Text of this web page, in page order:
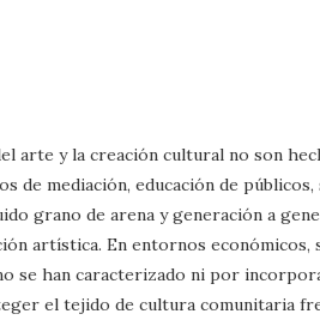
arte y la creación cultural no son
de mediación, educación de
grano de arena y generación a
artística. En entornos económicos,
se han caracterizado ni por
el tejido de cultura comunitaria